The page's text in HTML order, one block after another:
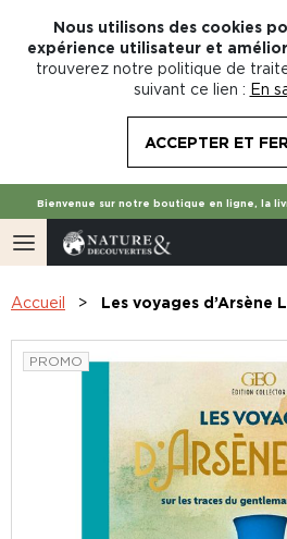
Nous utilisons des cookies
expérience utilisateur et
trouverez notre politique de
suivant ce lien : En
ACCEPTER ET
Bienvenue sur notre boutique en ligne, la
Accueil Les voyages d’Arsène
PROMO